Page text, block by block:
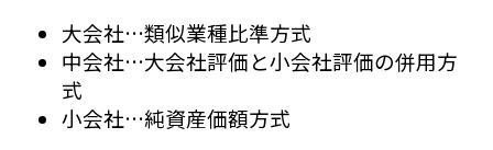
大会社…類似業種比準方式
中会社…大会社評価と小会社評価の併用方
式
小会社…純資産価額方式